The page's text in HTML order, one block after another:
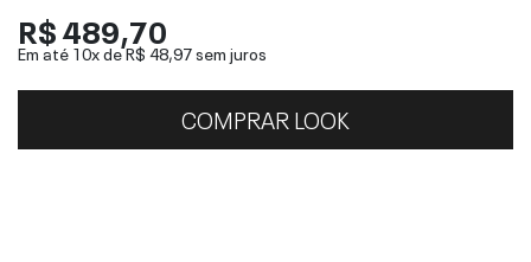
R$ 489,70
Em até 10x deR$ 48,97sem juros
COMPRAR LOOK